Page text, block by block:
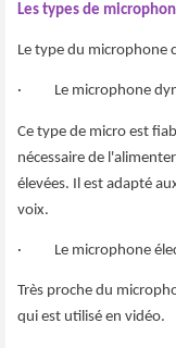
Les types de
Le type du microphone
· Le microphone
Ce type de micro est
nécessaire de
élevées. Il est adapté
voix.
· Le microphone
Très proche du
qui est utilisé en vidéo.